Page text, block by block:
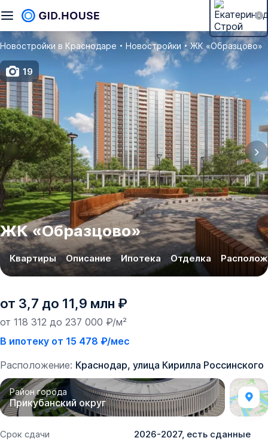
Новостройки в Краснодаре Новостройки ЖК «Образцово»
19
ЖК«Образцово»
Квартиры Описание Ипотека Отделка
от 3,7 до 11,9 млн ₽
от 118 312 до 237 000 ₽/м²
В ипотеку от 15 478 ₽/мес
Расположение: Краснодар, улица Кирилла Россинского
Район города
Прикубанский округ
Срок сдачи
2026-2027, есть сданные